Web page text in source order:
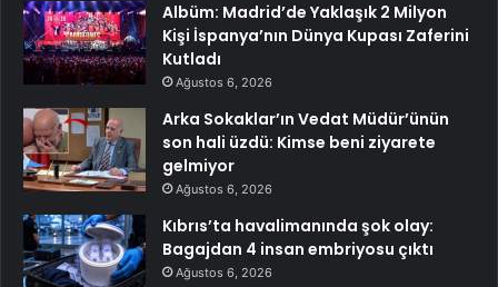
Albüm: Madrid’de Yaklaşık 2 Milyon
Kişi İspanya’nın Dünya Kupası Zaferini
Kutladı
Ağustos 6, 2026
Arka Sokaklar’ın Vedat Müdür’ünün
son hali üzdü: Kimse beni ziyarete
gelmiyor
Ağustos 6, 2026
Kıbrıs’ta havalimanında şok olay:
Bagajdan 4 insan embriyosu çıktı
Ağustos 6, 2026